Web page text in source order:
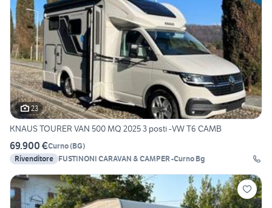
23
KNAUS TOURER VAN 500 MQ 2025 3 posti -VW T6 CAMB
69.900 €Curno(BG)
Rivenditore FUSTINONI CARAVAN & CAMPER -Curno Bg